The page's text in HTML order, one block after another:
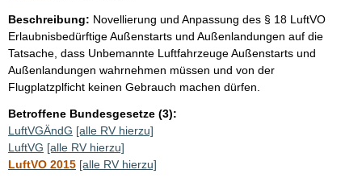
Beschreibung: Novellierung und Anpassung des § 18 LuftVO
Erlaubnisbedürftige Außenstarts und Außenlandungen auf die
Tatsache, dass Unbemannte Luftfahrzeuge Außenstarts und
Außenlandungen wahrnehmen müssen und von der
Flugplatzplficht keinen Gebrauch machen dürfen.
Betroffene Bundesgesetze (3):
LuftVGÄndG [alle RV hierzu]
LuftVG [alle RV hierzu]
LuftVO 2015 [alle RV hierzu]